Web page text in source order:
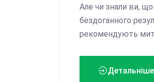
Але чи знали ви, що
бездоганного
рекомендують
Детальніше